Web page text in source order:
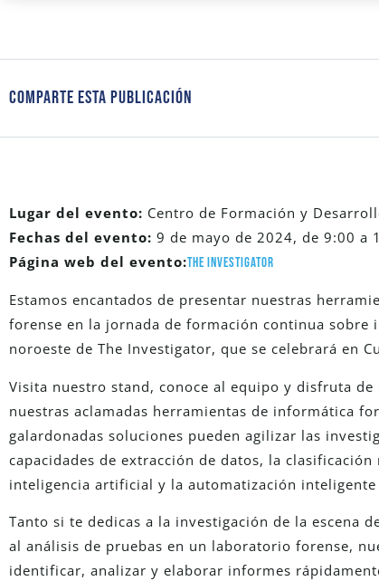
Comparte Esta Publicación
Lugar del evento: Centro de Formación y
Fechas del evento: 9 de mayo de 2024, de 9:00 a
Página web del evento:The Investigator
Estamos encantados de presentar nuestras
forense en la jornada de formación continua sobre
noroeste de The Investigator, que se celebrará en
Visita nuestro stand, conoce al equipo y disfruta
nuestras aclamadas herramientas de informática
galardonadas soluciones pueden agilizar las
capacidades de extracción de datos, la
inteligencia artificial y la automatización
Tanto si te dedicas a la investigación de la escena
al análisis de pruebas en un laboratorio forense,
identificar, analizar y elaborar informes